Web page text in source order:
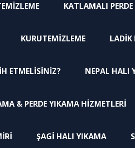
KATLAMALI
KURUTEMIZLEME
ETMELISINIZ? NEPAL HALI
& PERDE YIKAMA HIZMETLERI
ŞAGI HALI YIKAMA